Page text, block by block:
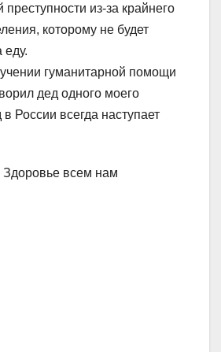
из-за крайнего
которому не будет
еду.
гуманитарной помощи
дед одного моего
России всегда наступает
Здоровье всем нам